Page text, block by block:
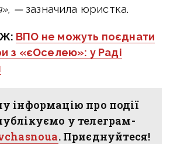
—зазначила юристка.
ВПО не можуть поєднати
з «єОселею»: у Раді
інформацію про події
у телеграм-
. Приєднуйтеся!